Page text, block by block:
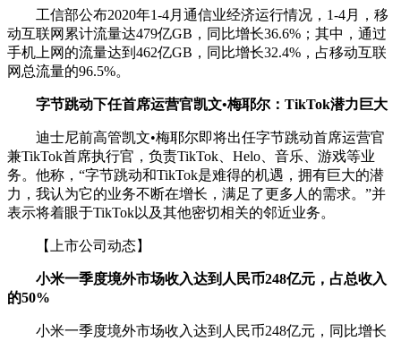
工信部公布2020年1-4月通信业经济运行情况，1-4月，移
动互联网累计流量达479亿GB，同比增长36.6%；其中，通过
手机上网的流量达到462亿GB，同比增长32.4%，占移动互联
网总流量的96.5%。
字节跳动下任首席运营官凯文•梅耶尔：TikTok潜力巨大
迪士尼前高管凯文•梅耶尔即将出任字节跳动首席运营官
兼TikTok首席执行官，负责TikTok、Helo、音乐、游戏等业
务。他称，“字节跳动和TikTok是难得的机遇，拥有巨大的潜
力，我认为它的业务不断在增长，满足了更多人的需求。”并
表示将着眼于TikTok以及其他密切相关的邻近业务。
【上市公司动态】
小米一季度境外市场收入达到人民币248亿元，占总收入
的50%
小米一季度境外市场收入达到人民币248亿元，同比增长